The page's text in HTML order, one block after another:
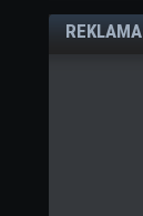
REKLAMA